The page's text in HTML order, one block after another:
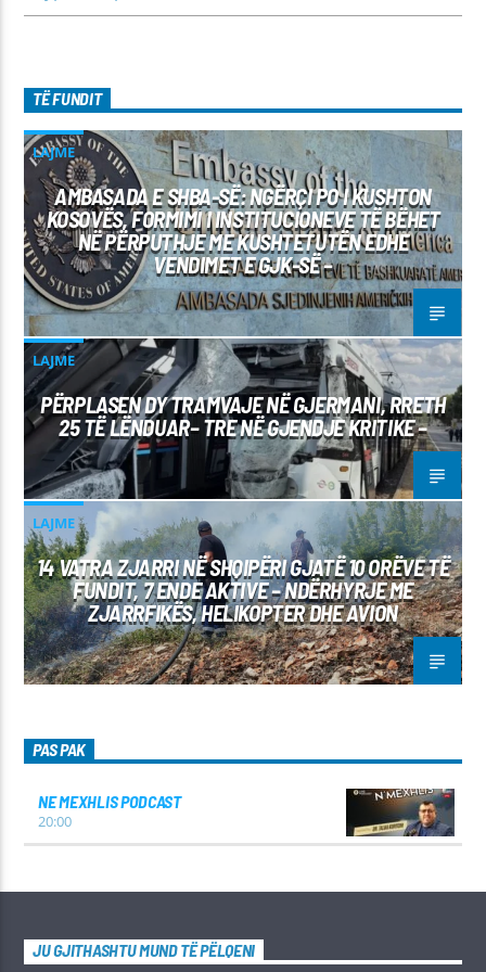
TË FUNDIT
LAJME
AMBASADA E SHBA-SË: NGËRÇI PO I KUSHTON
KOSOVËS, FORMIMI I INSTITUCIONEVE TË BËHET
NË PËRPUTHJE ME KUSHTETUTËN EDHE
VENDIMET E GJK-SË –
LAJME
PËRPLASEN DY TRAMVAJE NË GJERMANI, RRETH
25 TË LËNDUAR– TRE NË GJENDJE KRITIKE –
LAJME
14 VATRA ZJARRI NË SHQIPËRI GJATË 10 ORËVE TË
FUNDIT, 7 ENDE AKTIVE – NDËRHYRJE ME
ZJARRFIKËS, HELIKOPTER DHE AVION
PAS PAK
NE MEXHLIS PODCAST
20:00
JU GJITHASHTU MUND TË PËLQENI